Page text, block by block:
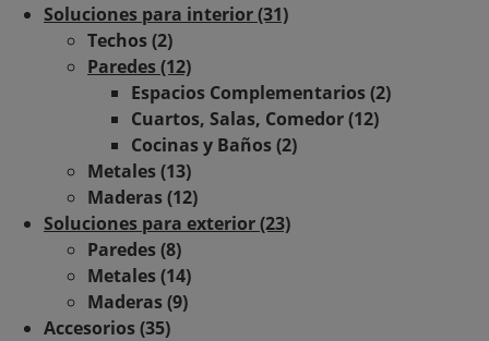
Soluciones para interior (31)
Techos (2)
Paredes (12)
Espacios Complementarios (2)
Cuartos, Salas, Comedor (12)
Cocinas y Baños (2)
Metales (13)
Maderas (12)
Soluciones para exterior (23)
Paredes (8)
Metales (14)
Maderas (9)
Accesorios (35)